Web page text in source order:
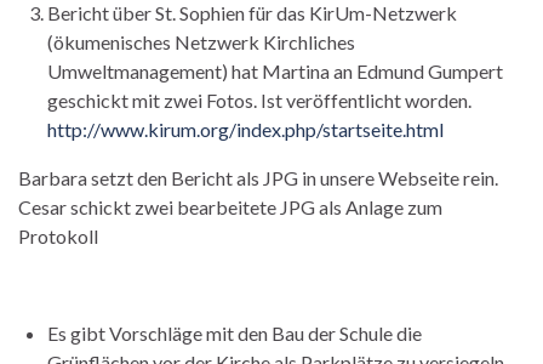
Bericht über St. Sophien für das KirUm-Netzwerk
(ökumenisches Netzwerk Kirchliches
Umweltmanagement) hat Martina an Edmund Gumpert
geschickt mit zwei Fotos. Ist veröffentlicht worden.
http://www.kirum.org/index.php/startseite.html
Barbara setzt den Bericht als JPG in unsere Webseite rein.
Cesar schickt zwei bearbeitete JPG als Anlage zum
Protokoll
Es gibt Vorschläge mit den Bau der Schule die